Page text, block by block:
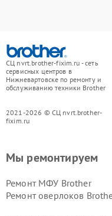
СЦ nvrt.brother-fixim.ru - сеть
сервисных центров в
Нижневартовске по ремонту и
обслуживанию техники Brother
2021-2026 © СЦ nvrt.brother-
fixim.ru
Мы ремонтируем
Ремонт МФУ Brother
Ремонт оверлоков